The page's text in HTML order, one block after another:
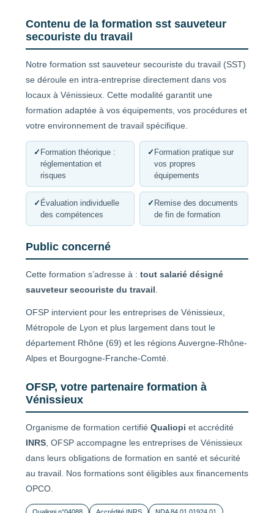
Contenu de la formation sst sauveteur
secouriste du travail
Notre formation sst sauveteur secouriste du travail (SST)
se déroule en intra-entreprise directement dans vos
locaux à Vénissieux. Cette modalité garantit une
formation adaptée à vos équipements, vos procédures et
votre environnement de travail spécifique.
✓ Formation théorique :
réglementation et
risques
✓ Formation pratique sur
vos propres
équipements
✓ Évaluation individuelle
des compétences
✓ Remise des documents
de fin de formation
Public concerné
Cette formation s’adresse à : tout salarié désigné
sauveteur secouriste du travail
OFSP intervient pour les entreprises de Vénissieux,
Métropole de Lyon et plus largement dans tout le
département Rhône (69) et les régions Auvergne-Rhône-
Alpes et Bourgogne-Franche-Comté.
OFSP, votre partenaire formation à
Vénissieux
Organisme de formation certifié Qualiopi et accrédité
INRS , OFSP accompagne les entreprises de Vénissieux
dans leurs obligations de formation en santé et sécurité
au travail. Nos formations sont éligibles aux financements
OPCO.